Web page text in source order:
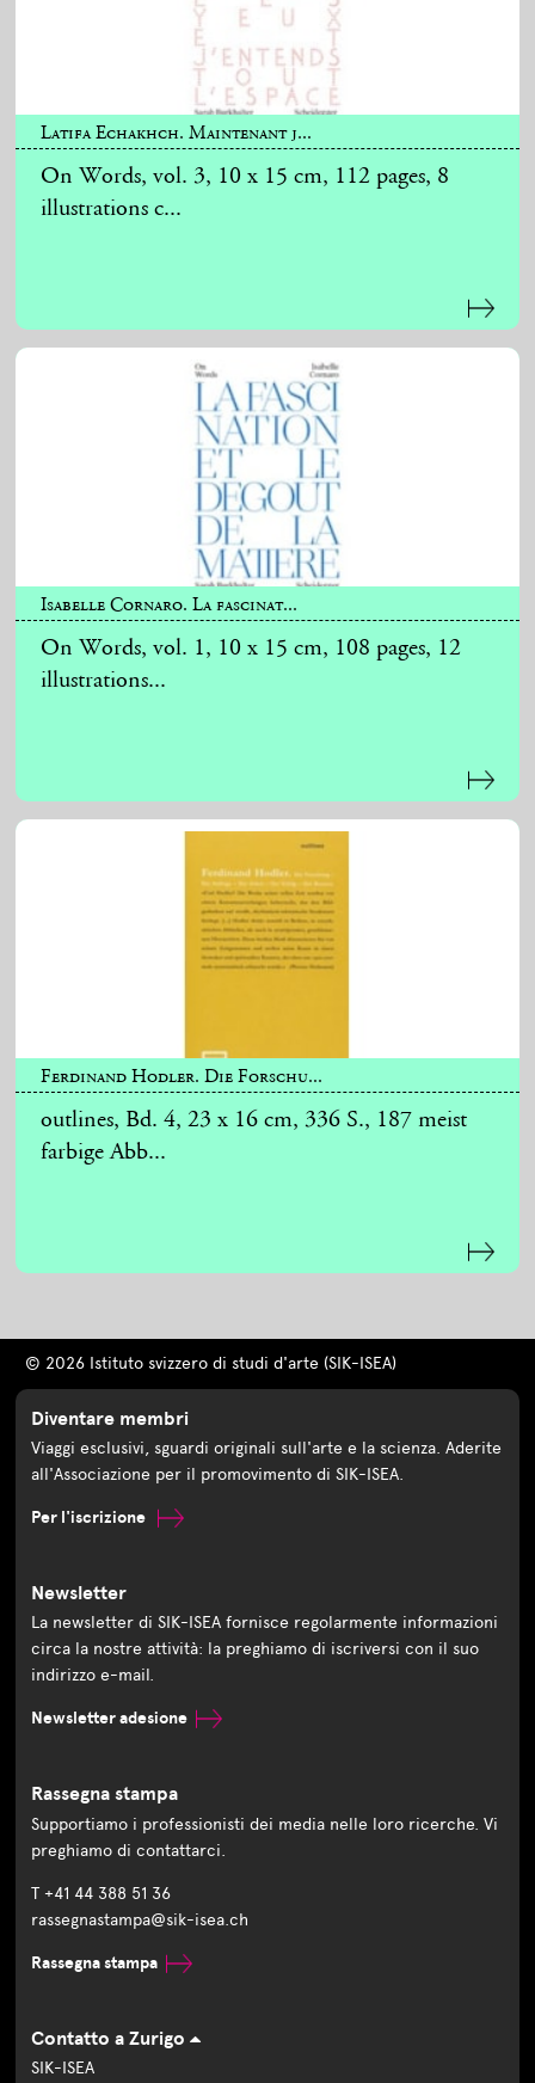
Latifa Echakhch. Maintenant j...
On Words, vol. 3, 10 x 15 cm, 112 pages, 8
illustrations c...
Isabelle Cornaro. La fascinat...
On Words, vol. 1, 10 x 15 cm, 108 pages, 12
illustrations...
Ferdinand Hodler. Die Forschu...
outlines, Bd. 4, 23 x 16 cm, 336 S., 187 meist
farbige Abb...
© 2026 Istituto svizzero di studi d'arte (SIK-ISEA)
Diventare membri
Viaggi esclusivi, sguardi originali sull'arte e la scienza. Aderite
all'Associazione per il promovimento di SIK-ISEA.
Per l'iscrizione
Newsletter
La newsletter di SIK-ISEA fornisce regolarmente informazioni
circa la nostre attività: la preghiamo di iscriversi con il suo
indirizzo e-mail.
Newsletter adesione
Rassegna stampa
Supportiamo i professionisti dei media nelle loro ricerche. Vi
preghiamo di contattarci.
T +41 44 388 51 36
rassegnastampa@sik-isea.ch
Rassegna stampa
Contatto a Zurigo
SIK-ISEA